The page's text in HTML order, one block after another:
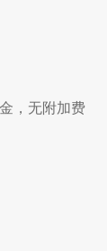
，无附加费